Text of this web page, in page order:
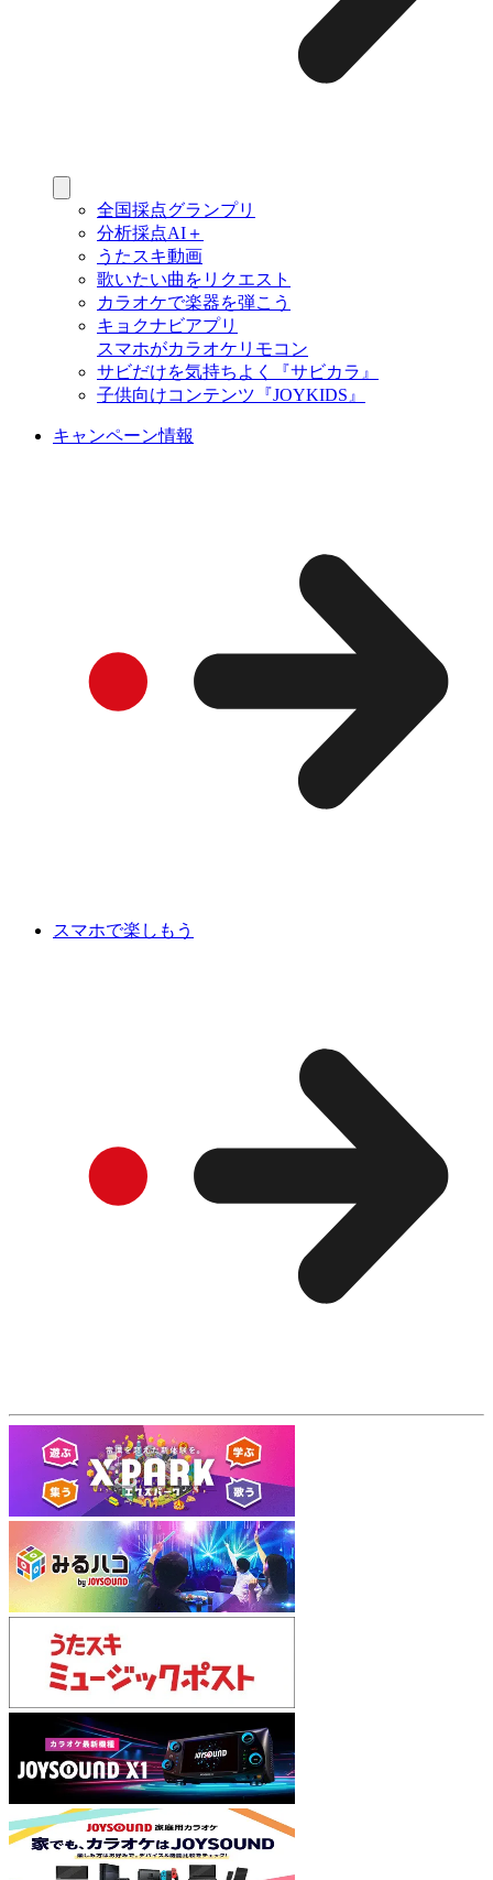
全国採点グランプリ
分析採点AI＋
うたスキ動画
歌いたい曲をリクエスト
カラオケで楽器を弾こう
キョクナビアプリ
スマホがカラオケリモコン
サビだけを気持ちよく『サビカラ』
子供向けコンテンツ『JOYKIDS』
キャンペーン情報
スマホで楽しもう